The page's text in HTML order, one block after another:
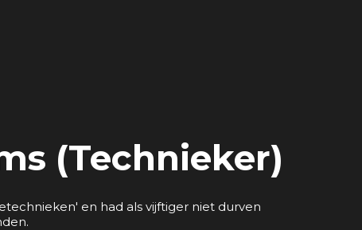
(Technieker)
en had als vijftiger niet durven